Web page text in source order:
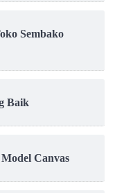
Sembako
Baik
Canvas